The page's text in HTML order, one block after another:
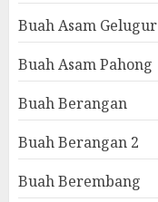
Buah Asam Gelugur
Buah Asam Pahong
Buah Berangan
Buah Berangan 2
Buah Berembang